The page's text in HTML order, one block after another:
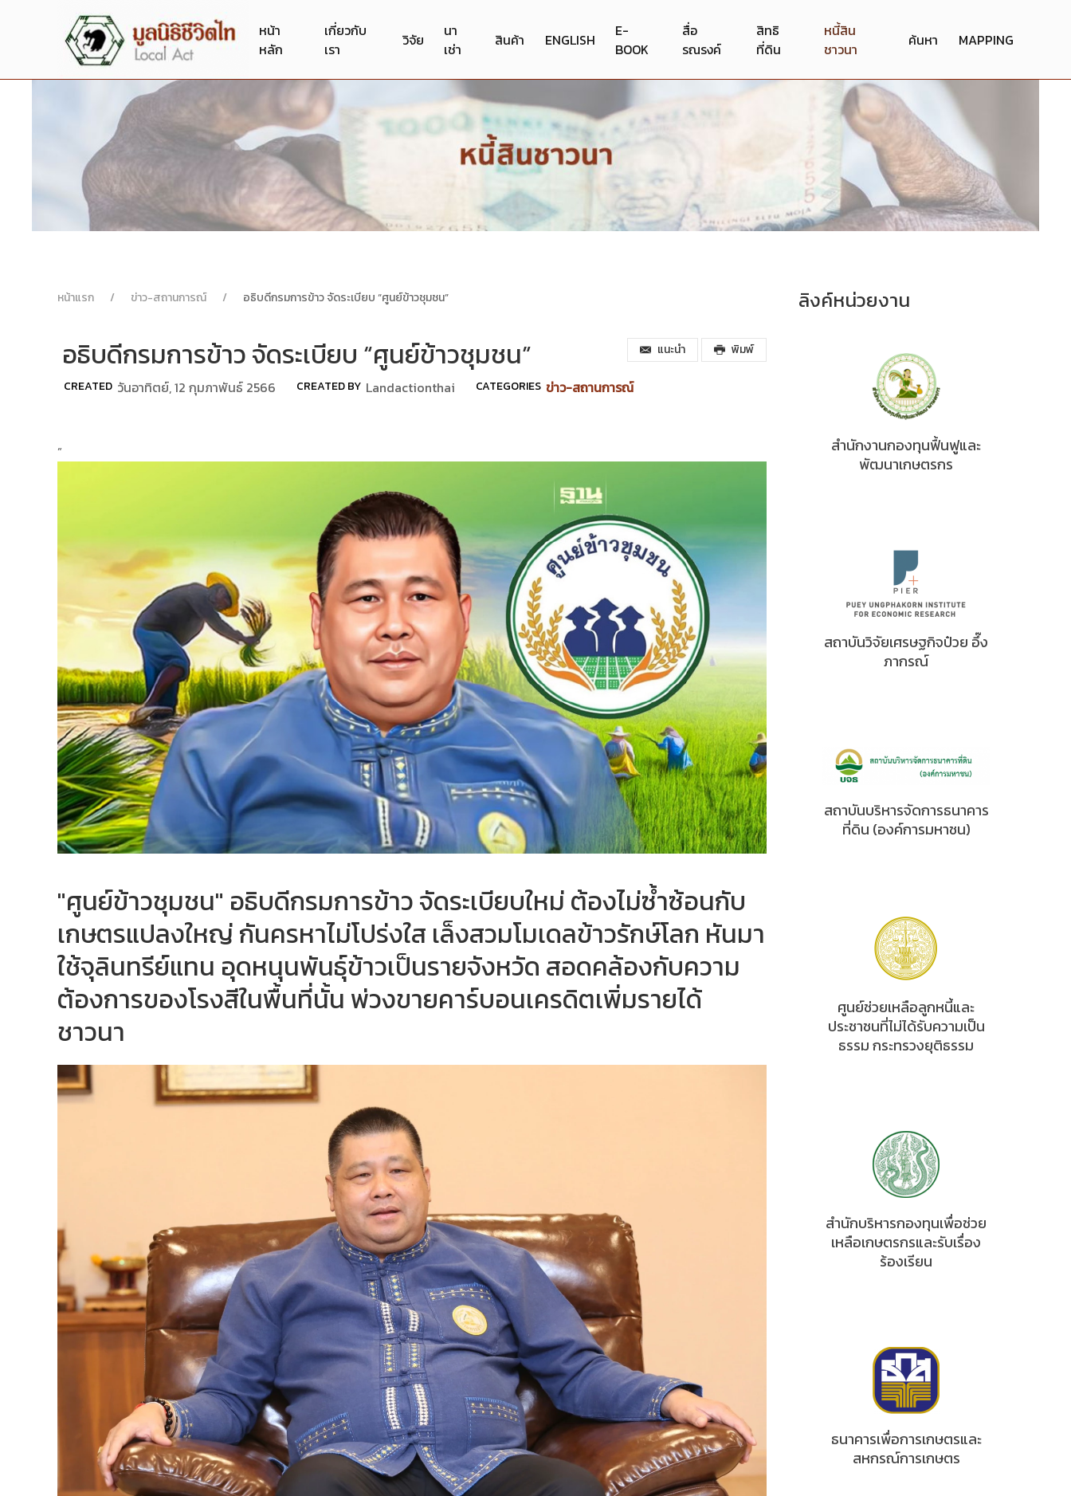
หน้า
หลัก
เกี่ยวกับ
เรา
วิจัย
นา
เช่า
สินค้า ENGLISH
E-
BOOK
สื่อ
รณรงค์
สิทธิ
ที่ดิน
หนี้สิน
ชาวนา
ค้นหา MAPPING
หน้าแรก ข่าว-สถานการณ์ อธิบดีกรมการข้าว จัดระเบียบ “ศูนย์ข้าวชุมชน”
แนะนำ พิมพ์
อธิบดีกรมการข้าว จัดระเบียบ “ศูนย์ข้าวชุมชน”
CREATED วันอาทิตย์, 12 กุมภาพันธ์ 2566 CREATED BY Landactionthai CATEGORIES ข่าว-สถานการณ์
”
"ศูนย์ข้าวชุมชน" อธิบดีกรมการข้าว จัดระเบียบใหม่ ต้องไม่ซ้ำซ้อนกับ
เกษตรแปลงใหญ่ กันครหาไม่โปร่งใส เล็งสวมโมเดลข้าวรักษ์โลก หันมา
ใช้จุลินทรีย์แทน อุดหนุนพันธุ์ข้าวเป็นรายจังหวัด สอดคล้องกับความ
ต้องการของโรงสีในพื้นที่นั้น พ่วงขายคาร์บอนเครดิตเพิ่มรายได้
ชาวนา
ลิงค์หน่วยงาน
สำนักงานกองทุนฟื้นฟูและ
พัฒนาเกษตรกร
สถาบันวิจัยเศรษฐกิจป๋วย อึ๊ง
ภากรณ์
สถาบันบริหารจัดการธนาคาร
ที่ดิน (องค์การมหาชน)
ศูนย์ช่วยเหลือลูกหนี้และ
ประชาชนที่ไม่ได้รับความเป็น
ธรรม กระทรวงยุติธรรม
สำนักบริหารกองทุนเพื่อช่วย
เหลือเกษตรกรและรับเรื่อง
ร้องเรียน
ธนาคารเพื่อการเกษตรและ
สหกรณ์การเกษตร